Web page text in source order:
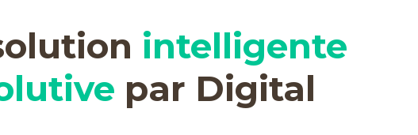
intelligente
par Digital